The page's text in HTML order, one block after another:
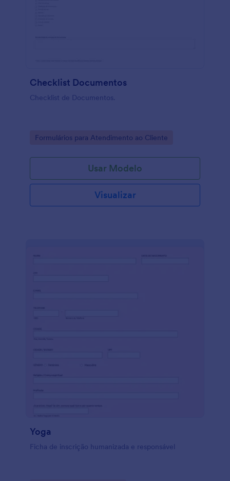
Checklist Documentos
Checklist de Documentos.
Go to Category:
Formulários para Atendimento ao Cliente
Usar Modelo
Visualizar
Yoga
Ficha de inscrição humanizada e responsável